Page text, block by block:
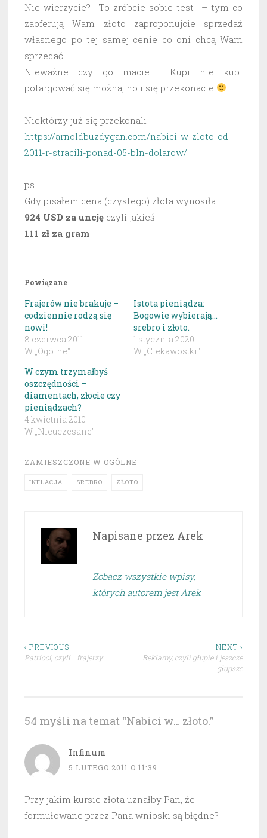
Nie wierzycie? To zróbcie sobie test – tym co
zaoferują Wam złoto zaproponujcie sprzedaż
własnego po tej samej cenie co oni chcą Wam
sprzedać.
Nieważne czy go macie. Kupi nie kupi
potargować się można, no i się przekonacie
Niektórzy już się przekonali :
https://arnoldbuzdygan.com/nabici-w-zloto-od-
2011-r-stracili-ponad-05-bln-dolarow/
ps
Gdy pisałem cena (czystego) złota wynosiła:
924 USD za uncję czyli jakieś
111 zł za gram
Powiązane
Frajerów nie brakuje –
codziennie rodzą się
nowi!
8 czerwca 2011
W „Ogólne"
Istota pieniądza:
Bogowie wybierają…
srebro i złoto.
1 stycznia 2020
W „Ciekawostki"
W czym trzymałbyś
oszczędności –
diamentach, złocie czy
pieniądzach?
4 kwietnia 2010
W „Nieuczesane"
ZAMIESZCZONE W OGÓLNE
INFLACJA SREBRO ZŁOTO
Napisane przez Arek
Zobacz wszystkie wpisy,
których autorem jest Arek
Nawigacja
‹ PREVIOUS
Patrioci, czyli… frajerzy
NEXT ›
Reklamy, czyli głupie i jeszcze
głupsze
54 myśli na temat “Nabici w… złoto.”
Infinum
5 LUTEGO 2011 O 11:39
Przy jakim kursie złota uznałby Pan, że
formułowane przez Pana wnioski są błędne?